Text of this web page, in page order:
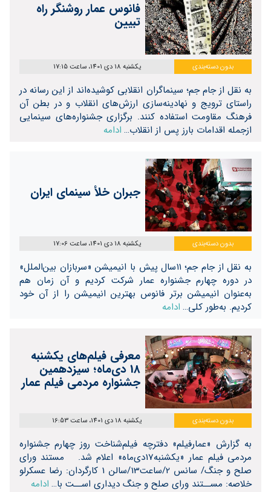
فانوس عمار روشنگر راه
تبیین
بدون دسته‌بندی یکشنبه 18 دی 1401، ساعت 17:15
به نقل از جام جم؛ سینماگران انقلابی کوشیده‌اند از این رسانه در
راستای ترویج و نهادینه‌سازی ارزش‌های انقلاب و در بطن آن
فرهنگ مقاومت استفاده کنند. برگزاری جشنواره‌های سینمایی
ازجمله اقدامات بارز پس از انقلاب… ادامه
جبران خلأ سینمای ایران
بدون دسته‌بندی یکشنبه 18 دی 1401، ساعت 17:06
به نقل از جام جم؛ ۱۱سال پیش با انیمیشن «سربازان بین‌الملل»
در دوره چهارم جشنواره عمار شرکت کردیم و آن زمان هم
به‌عنوان انیمیشن برتر فانوس بهترین انیمیشن را از آن خود
کردیم. به‌طور کلی… ادامه
معرفی فیلم‌های یکشنبه
18 دی‌ماه؛ سیزدهمین
جشنواره مردمی فیلم عمار
بدون دسته‌بندی یکشنبه 18 دی 1401، ساعت 16:53
به گزارش «عمارفیلم» دفترچه فیلم‌شناخت روز چهارم جشنواره
مردمی فیلم عمار «یکشنبه17دی‌ماه» اعلام شد. مستند ورای
صلح و جنگ/ سانس 2/ساعت13/سالن 1 کارگردان: رضا عسکرلو
خلاصه: مســتند ورای صلح و جنگ دیداری اســت با… ادامه